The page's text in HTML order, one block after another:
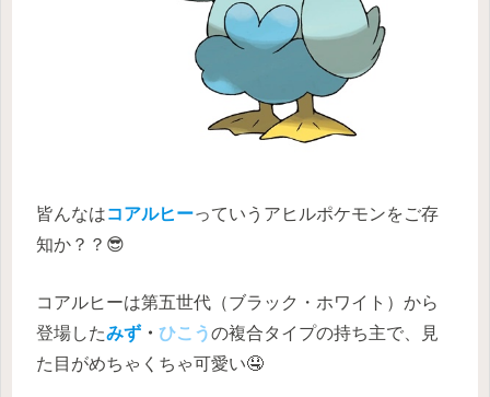
皆んなはコアルヒーっていうアヒルポケモンをご存
知か？？😎
コアルヒーは第五世代（ブラック・ホワイト）から
登場したみず ・ ひこうの複合タイプの持ち主で、見
た目がめちゃくちゃ可愛い🤤